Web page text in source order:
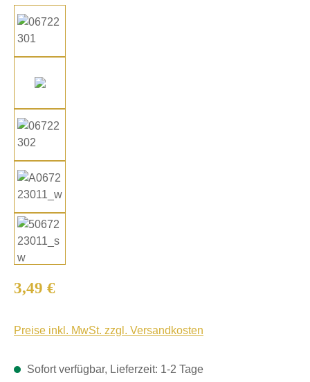
Regulärer Preis:
3,49 €
Preise inkl. MwSt. zzgl. Versandkosten
Sofort verfügbar, Lieferzeit: 1-2 Tage